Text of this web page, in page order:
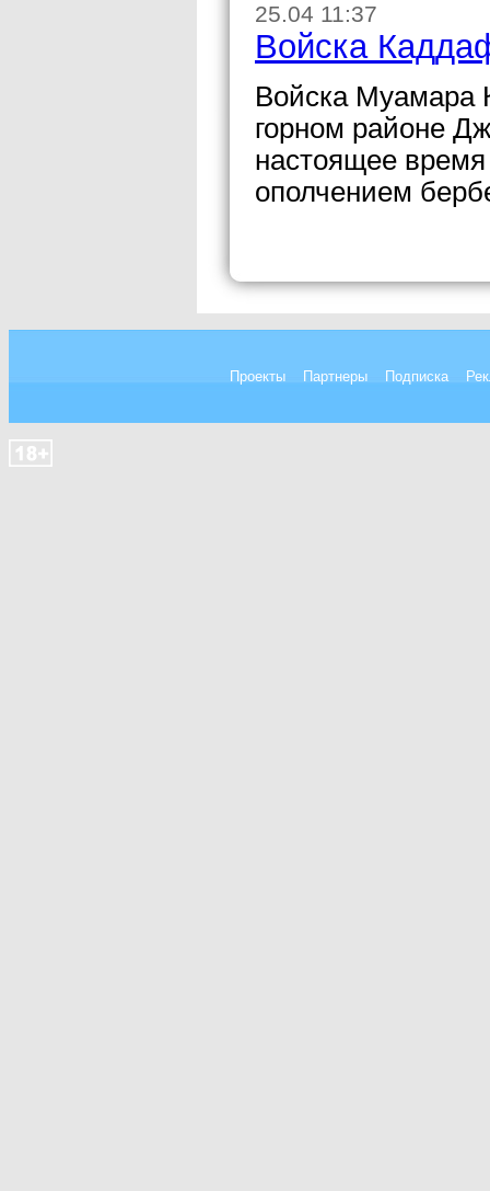
25.04 11:37
Войска
Войска Муамара
горном районе
настоящее
ополчением
Проекты Партнеры Подписка